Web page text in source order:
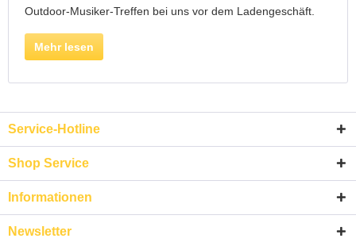
Outdoor-Musiker-Treffen bei uns vor dem Ladengeschäft.
Mehr lesen
Service-Hotline
Shop Service
Informationen
Newsletter